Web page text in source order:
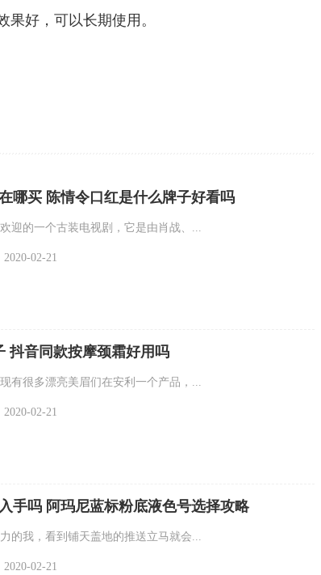
好，可以长期使用。
哪买 陈情令口红是什么牌子好看吗
迎的一个古装电视剧，它是由肖战、...
2020-02-21
抖音同款按摩颈霜好用吗
有很多漂亮美眉们在安利一个产品，...
2020-02-21
手吗 阿玛尼蓝标粉底液色号选择攻略
的我，看到铺天盖地的推送立马就会...
2020-02-21